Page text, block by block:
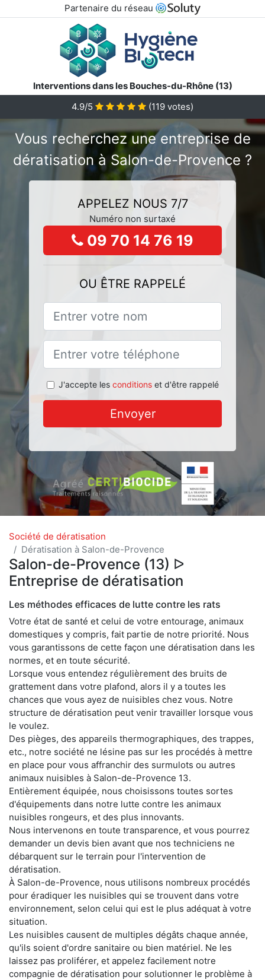
Partenaire du réseau
Interventions dans les Bouches-du-Rhône (13)
4.9/5
(119 votes)
Vous recherchez une entreprise de
dératisation à Salon-de-Provence ?
APPELEZ NOUS 7/7
Numéro non surtaxé
09 70 14 76 19
OU ÊTRE RAPPELÉ
J'accepte les conditionset d'être rappelé
Envoyer
Société de dératisation
Dératisation à Salon-de-Provence
Salon-de-Provence (13) ᐅ
Entreprise de dératisation
Les méthodes efficaces de lutte contre les rats
Votre état de santé et celui de votre entourage, animaux
domestiques y compris, fait partie de notre priorité. Nous
vous garantissons de cette façon une dératisation dans les
normes, et en toute sécurité.
Lorsque vous entendez régulièrement des bruits de
grattement dans votre plafond, alors il y a toutes les
chances que vous ayez de nuisibles chez vous. Notre
structure de dératisation peut venir travailler lorsque vous
le voulez.
Des pièges, des appareils thermographiques, des trappes,
etc., notre société ne lésine pas sur les procédés à mettre
en place pour vous affranchir des surmulots ou autres
animaux nuisibles à Salon-de-Provence 13.
Entièrement équipée, nous choisissons toutes sortes
d'équipements dans notre lutte contre les animaux
nuisibles rongeurs, et des plus innovants.
Nous intervenons en toute transparence, et vous pourrez
demander un devis bien avant que nos techniciens ne
débarquent sur le terrain pour l'intervention de
dératisation.
À Salon-de-Provence, nous utilisons nombreux procédés
pour éradiquer les nuisibles qui se trouvent dans votre
environnement, selon celui qui est le plus adéquat à votre
situation.
Les nuisibles causent de multiples dégâts chaque année,
qu'ils soient d'ordre sanitaire ou bien matériel. Ne les
laissez pas proliférer, et appelez facilement notre
compagnie de dératisation pour solutionner le problème à